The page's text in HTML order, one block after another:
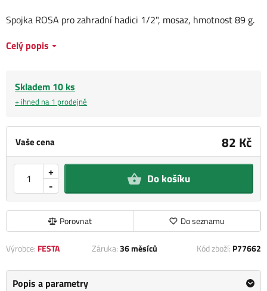
Vaše cena 82 Kč
-
+ Do košíku
Porovnat Do seznamu
Spojka ROSA pro zahradní hadici 1/2", mosaz, hmotnost 89 g.
Celý popis
Skladem 10 ks
+ ihned na 1 prodejně
Výrobce: FESTA Záruka:36 měsíců Kód zboží: P77662
Popis a parametry